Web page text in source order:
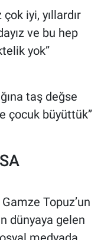
iyi, yıllardır
ve bu hep
yok”
taş değse
çocuk büyüttük”
Topuz’un
dünyaya gelen